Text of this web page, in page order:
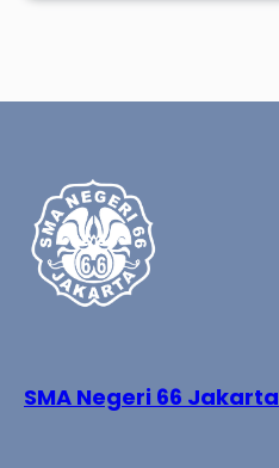
SMA Negeri 66 Jakarta